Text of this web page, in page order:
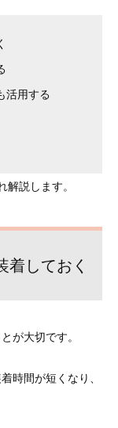
活用する
説します。
着しておく
が大切です。
時間が短くなり、